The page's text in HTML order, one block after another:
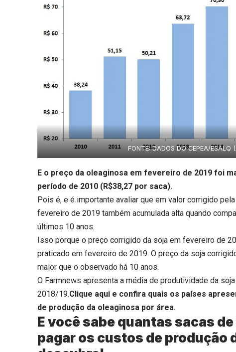
FONTE: DADOS DO CEPEA/ESALQ
E o preço da oleaginosa em fevereiro de 2019 foi
período de 2010 (R$38,27 por saca).
Pois é, e é importante avaliar que em valor corrigido
fevereiro de 2019 também acumulada alta quando
últimos 10 anos.
Isso porque o preço corrigido da soja em fevereiro de
praticado em fevereiro de 2019. O preço da soja
maior que o observado há 10 anos.
O Farmnews apresenta a média de produtividade da
2018/19.Clique aqui e confira quais os países
de produção da oleaginosa por área.
E você sabe quantas sacas
pagar os custos de produção